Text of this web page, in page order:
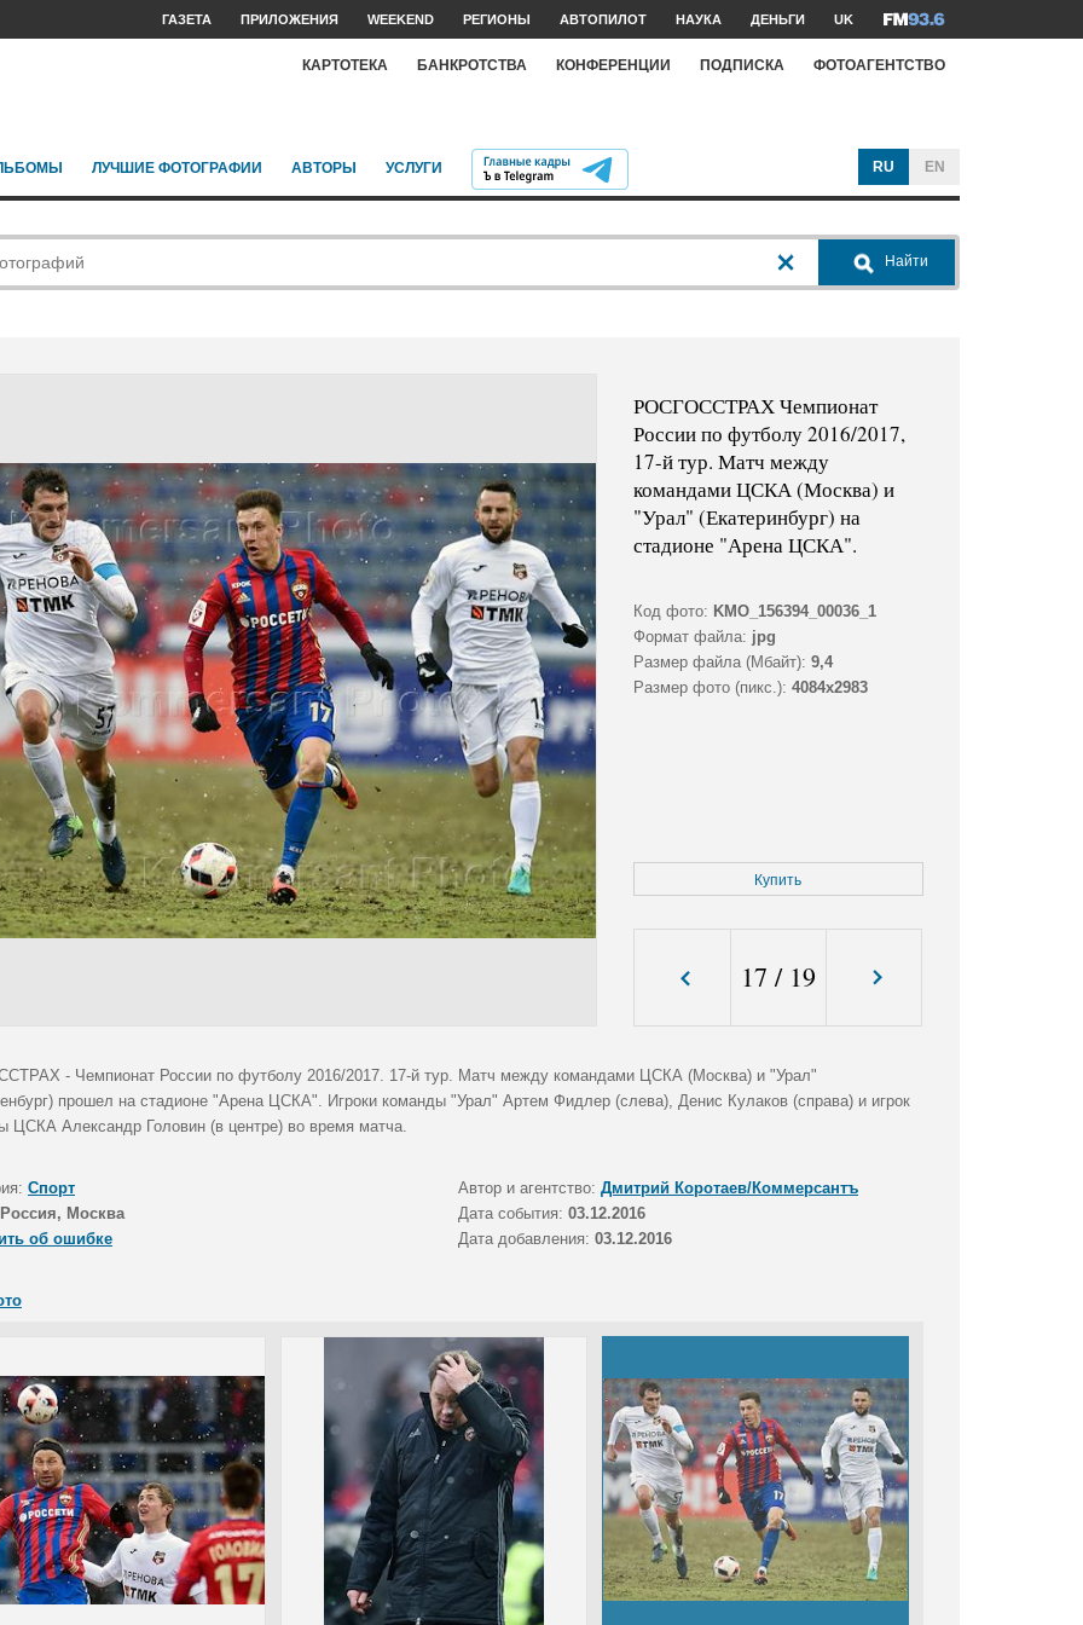
ГАЗЕТА ПРИЛОЖЕНИЯ WEEKEND РЕГИОНЫ АВТОПИЛОТ НАУКА ДЕНЬГИ UK
КАРТОТЕКА БАНКРОТСТВА КОНФЕРЕНЦИИ ПОДПИСКА ФОТОАГЕНТСТВО
ЛУЧШИЕ ФОТОГРАФИИ АВТОРЫ УСЛУГИ RU EN
Найти
РОСГОССТРАХ Чемпионат
России по футболу 2016/2017,
17-й тур. Матч между
командами ЦСКА (Москва) и
"Урал" (Екатеринбург) на
стадионе "Арена ЦСКА".
Код фото: KMO_156394_00036_1
Формат файла: jpg
Размер файла (Мбайт): 9,4
Размер фото (пикс.): 4084x2983
Купить
17 / 19
- Чемпионат России по футболу 2016/2017. 17-й тур. Матч между командами ЦСКА (Москва) и "Урал"
прошел на стадионе "Арена ЦСКА". Игроки команды "Урал" Артем Фидлер (слева), Денис Кулаков (справа) и игрок
ЦСКА Александр Головин (в центре) во время матча.
Спорт Автор и агентство: Дмитрий Коротаев/Коммерсантъ
Россия, Москва Дата события: 03.12.2016
об ошибке
Дата добавления: 03.12.2016